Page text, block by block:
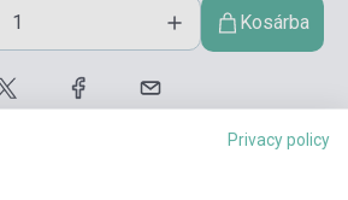
Kosárba
Privacy policy